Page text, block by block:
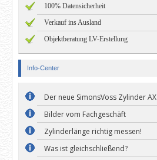
100% Datensicherheit
Verkauf ins Ausland
Objektberatung LV-Erstellung
Info-Center
Der neue SimonsVoss Zylinder AX
Bilder vom Fachgeschäft
Zylinderlänge richtig messen!
Was ist gleichschließend?